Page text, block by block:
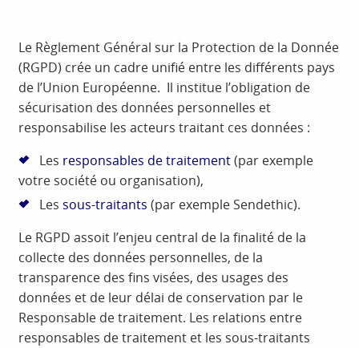
Le Règlement Général sur la Protection de la Donnée
(RGPD) crée un cadre unifié entre les différents pays
de l’Union Européenne. Il institue l’obligation de
sécurisation des données personnelles et
responsabilise les acteurs traitant ces données :
Les responsables de traitement(par exemple
votre société ou organisation),
Les sous-traitants (par exemple Sendethic).
Le RGPD assoit l’enjeu central de la finalité de la
collecte des données personnelles, de la
transparence des fins visées, des usages des
données et de leur délai de conservation par le
Responsable de traitement. Les relations entre
responsables de traitement et les sous-traitants